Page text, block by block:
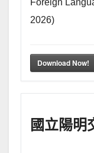
Foreign
2026)
Download Now!
國立陽明